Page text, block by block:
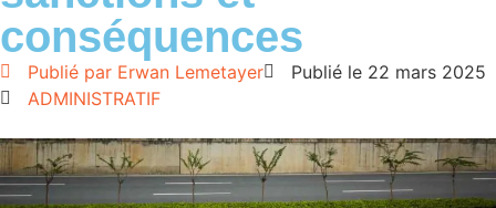
conséquences
Publié par Erwan Lemetayer Publié le 22 mars 2025
ADMINISTRATIF